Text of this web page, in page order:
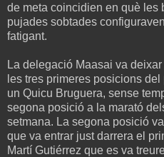
de meta coincidien en què les
pujades sobtades
fatigant.
La delegació Maasai va
les tres primeres posicions
un Quicu Bruguera, sense
segona posició a la marató
setmana. La segona posició
que va entrar just darrera el
Martí Gutiérrez que es va